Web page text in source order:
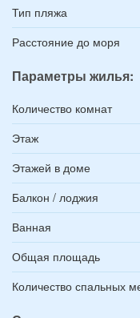
Тип пляжа
Расстояние до моря
Параметры жилья:
Количество комнат
Этаж
Этажей в доме
Балкон / лоджия
Ванная
Общая площадь
Количество спальных